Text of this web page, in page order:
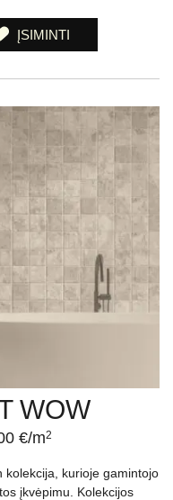
ĮSIMINTI
WOW
€/m2
kolekcija, kurioje gamintojo
įkvėpimu. Kolekcijos